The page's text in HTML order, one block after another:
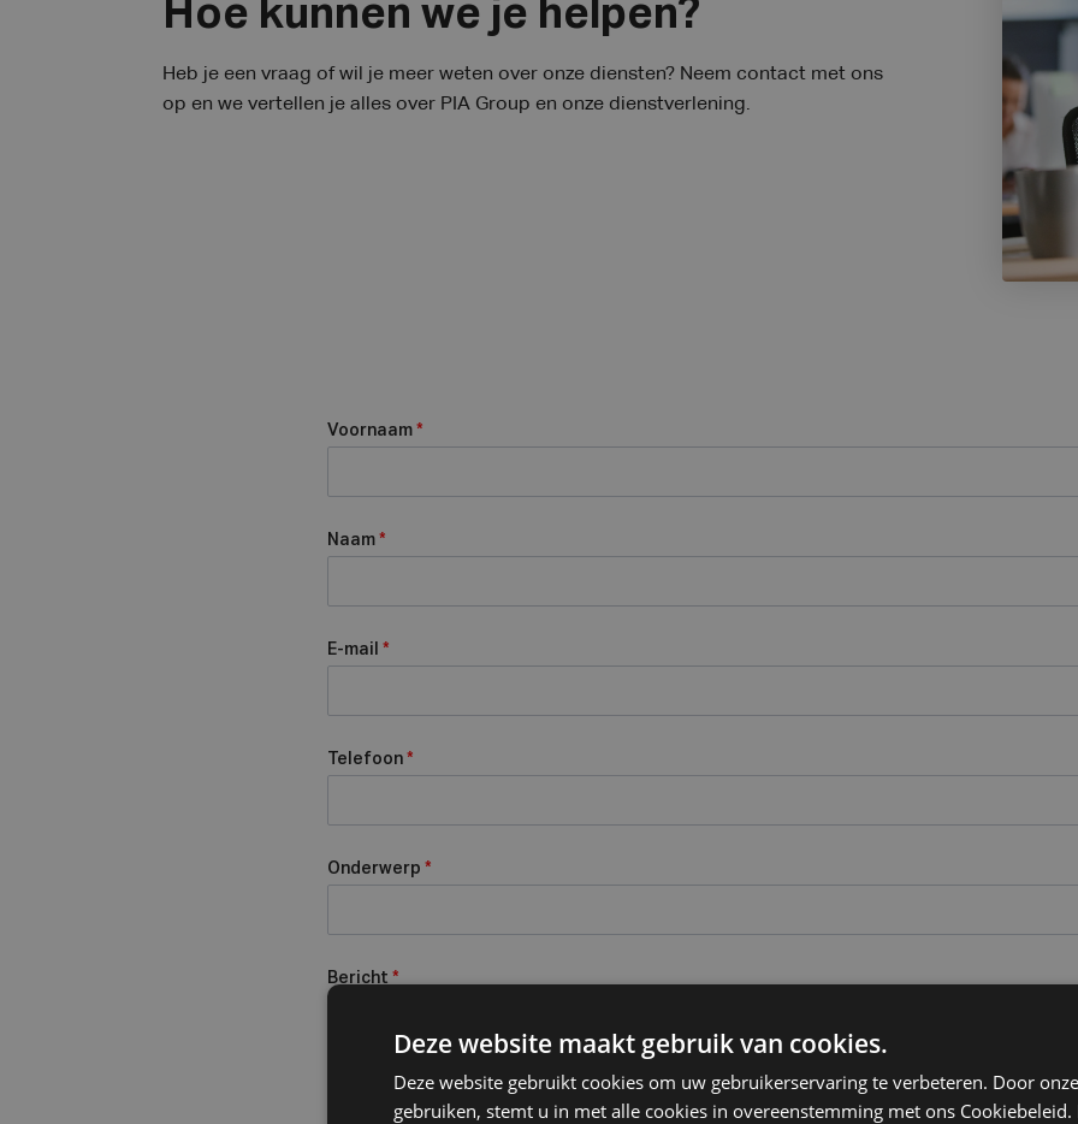
Hoe kunnen we je helpen?
Heb je een vraag of wil je meer weten over onze diensten? Neem contact met ons
op en we vertellen je alles over PIA Group en onze dienstverlening.
Voornaam *
Naam *
E-mail *
Telefoon *
Onderwerp *
Bericht *
Deze website maakt gebruik van cookies.
Deze website gebruikt cookies om uw gebruikerservaring te verbeteren. Door
gebruiken, stemt u in met alle cookies in overeenstemming met ons Cookiebeleid.